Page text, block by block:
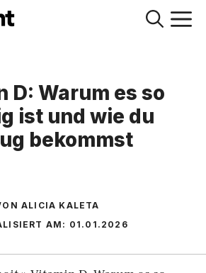
D: Warum es so
ist und wie du
bekommst
ALICIA KALETA
AM: 01.01.2026